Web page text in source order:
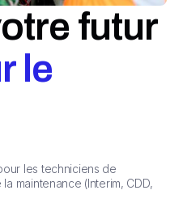
futur
le
les techniciens de
maintenance (Interim, CDD,